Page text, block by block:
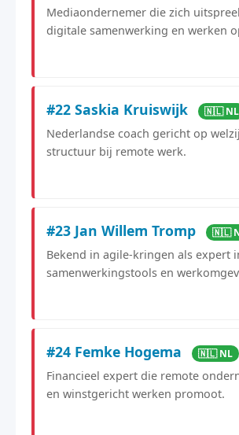
Mediaondernemer die zich
digitale samenwerking en werken
#22 Saskia Kruiswijk 🇳🇱 NL
Nederlandse coach gericht op
structuur bij remote werk.
#23 Jan Willem Tromp 🇳🇱
Bekend in agile-kringen als expert
samenwerkingstools en
#24 Femke Hogema 🇳🇱 NL
Financieel expert die remote
en winstgericht werken promoot.